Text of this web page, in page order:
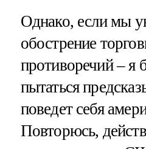
Однако, если мы
обострение
противоречий – я
пытаться
поведет себя
Повторюсь,